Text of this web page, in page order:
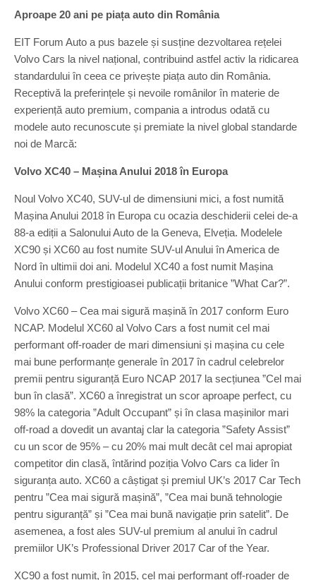
Aproape 20 ani pe piața auto din România
EIT Forum Auto a pus bazele și susține dezvoltarea rețelei
Volvo Cars la nivel național, contribuind astfel activ la ridicarea
standardului în ceea ce privește piața auto din România.
Receptivă la preferințele și nevoile românilor în materie de
experiență auto premium, compania a introdus odată cu
modele auto recunoscute și premiate la nivel global standarde
noi de Marcă:
Volvo XC40 – Mașina Anului 2018 în Europa
Noul Volvo XC40, SUV-ul de dimensiuni mici, a fost numită
Mașina Anului 2018 în Europa cu ocazia deschiderii celei de-a
88-a ediții a Salonului Auto de la Geneva, Elveția. Modelele
XC90 și XC60 au fost numite SUV-ul Anului în America de
Nord în ultimii doi ani. Modelul XC40 a fost numit Mașina
Anului conform prestigioasei publicații britanice ”What Car?”.
Volvo XC60 – Cea mai sigură mașină în 2017 conform Euro
NCAP. Modelul XC60 al Volvo Cars a fost numit cel mai
performant off-roader de mari dimensiuni și mașina cu cele
mai bune performanțe generale în 2017 în cadrul celebrelor
premii pentru siguranță Euro NCAP 2017 la secțiunea ”Cel mai
bun în clasă”. XC60 a înregistrat un scor aproape perfect, cu
98% la categoria ”Adult Occupant” și în clasa mașinilor mari
off-road a dovedit un avantaj clar la categoria ”Safety Assist”
cu un scor de 95% – cu 20% mai mult decât cel mai apropiat
competitor din clasă, întărind poziția Volvo Cars ca lider în
siguranța auto. XC60 a câștigat și premiul UK’s 2017 Car Tech
pentru ”Cea mai sigură mașină”, ”Cea mai bună tehnologie
pentru siguranță” și ”Cea mai bună navigație prin satelit”. De
asemenea, a fost ales SUV-ul premium al anului în cadrul
premiilor UK’s Professional Driver 2017 Car of the Year.
XC90 a fost numit, în 2015, cel mai performant off-roader de